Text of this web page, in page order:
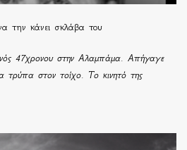
την κάνει σκλάβα του
47χρονου στην Αλαμπάμα. Απήγαγε
τρύπα στον τοίχο. Το κινητό της